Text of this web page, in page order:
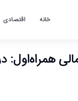
خانه اقتصادی
همراه‌اول: